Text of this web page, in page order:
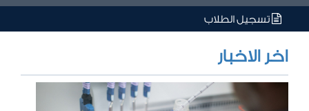
تسجيل الطلاب
اخر الاخبار